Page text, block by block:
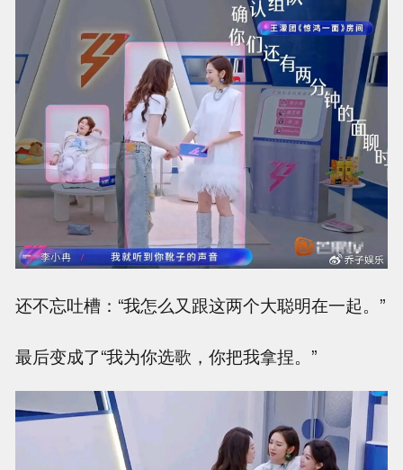
还不忘吐槽：“我怎么又跟这两个大聪明在一起。”
最后变成了“我为你选歌，你把我拿捏。”